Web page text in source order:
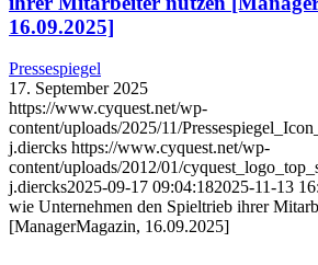
16.09.2025]
Pressespiegel
17. September 2025
https://www.cyquest.net/wp-
content/uploads/2025/11/
j.diercks https://www.cyquest.net/wp-
content/uploads/2012/01/
j.diercks2025-09-17 09:04:182025-11-13
wie Unternehmen den Spieltrieb ihrer
[ManagerMagazin, 16.09.2025]